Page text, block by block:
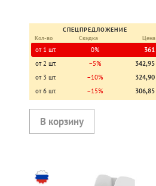
СПЕЦПРЕДЛОЖЕНИЕ
Кол-во
Скидка Цена
от 1 шт. 0%
361
от 2 шт.
−5%
342,95
от 3 шт.
−10%
324,90
от 6 шт.
−15% 306,85